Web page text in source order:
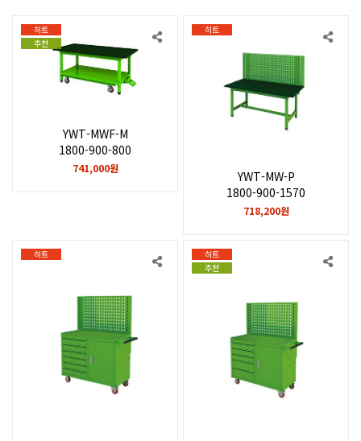
히트
추천
YWT-MWF-M
1800-900-800
741,000원
히트
YWT-MW-P
1800-900-1570
718,200원
히트
히트
추천